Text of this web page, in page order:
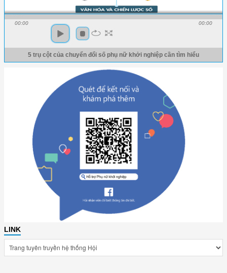
00:00 00:00
5 trụ cột của chuyển đổi số phụ nữ khởi nghiệp cần tìm hiểu
LINK